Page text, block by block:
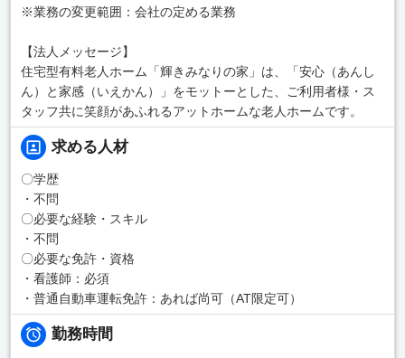
※業務の変更範囲：会社の定める業務
【法人メッセージ】
住宅型有料老人ホーム「輝きみなりの家」は、「安心（あんし
ん）と家感（いえかん）」をモットーとした、ご利用者様・ス
タッフ共に笑顔があふれるアットホームな老人ホームです。
求める人材
〇学歴
・不問
〇必要な経験・スキル
・不問
〇必要な免許・資格
・看護師：必須
・普通自動車運転免許：あれば尚可（AT限定可）
勤務時間